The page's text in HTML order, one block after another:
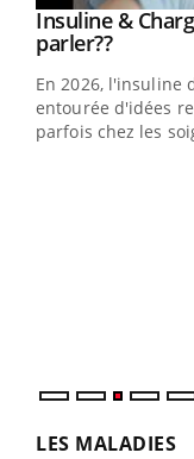
Youtube
Insuline &
parler??Youtube
En 2026, l'insuline
entourée d'idées
parfois chez les
LES MALADIES